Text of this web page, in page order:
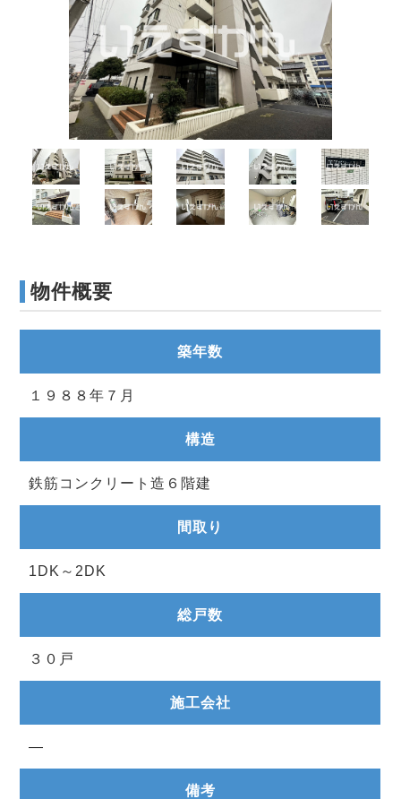
物件概要
築年数
１９８８年７月
構造
鉄筋コンクリート造６階建
間取り
1DK～2DK
総戸数
３０戸
施工会社
―
備考